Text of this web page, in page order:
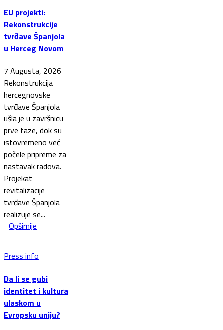
EU projekti:
Rekonstrukcije
tvrđave Španjola
u Herceg Novom
7 Augusta, 2026
Rekonstrukcija
hercegnovske
tvrđave Španjola
ušla je u završnicu
prve faze, dok su
istovremeno već
počele pripreme za
nastavak radova.
Projekat
revitalizacije
tvrđave Španjola
realizuje se...
Opširnije
Press info
Da li se gubi
identitet i kultura
ulaskom u
Evropsku uniju?